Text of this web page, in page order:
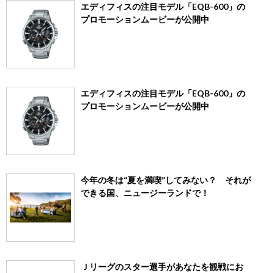
エディフィスの注目モデル「EQB-600」の
プロモーションムービーが公開中
エディフィスの注目モデル「EQB-600」の
プロモーションムービーが公開中
今年の冬は“夏を満喫”してみない？ それが
できる国、ニュージーランドで！
Ｊリーグのスター選手があなたを観戦にお